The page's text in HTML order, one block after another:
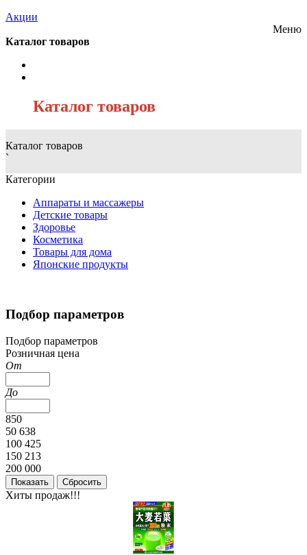
Акции
Меню
Каталог товаров
Каталог товаров
Каталог товаров
`
Категории
Аппараты и массажеры
Детские товары
Здоровье
Косметика
Товары для дома
Японские продукты
Подбор параметров
Подбор параметров
Розничная цена
От
До
850
50 638
100 425
150 213
200 000
Хиты продаж!!!